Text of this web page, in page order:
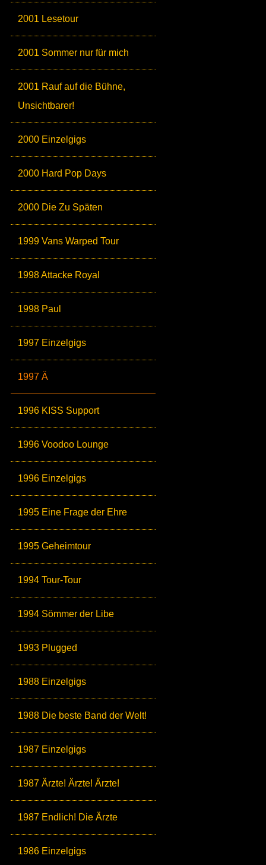
2001 Lesetour
2001 Sommer nur für mich
2001 Rauf auf die Bühne,
Unsichtbarer!
2000 Einzelgigs
2000 Hard Pop Days
2000 Die Zu Späten
1999 Vans Warped Tour
1998 Attacke Royal
1998 Paul
1997 Einzelgigs
1997 Ä
1996 KISS Support
1996 Voodoo Lounge
1996 Einzelgigs
1995 Eine Frage der Ehre
1995 Geheimtour
1994 Tour-Tour
1994 Sömmer der Libe
1993 Plugged
1988 Einzelgigs
1988 Die beste Band der Welt!
1987 Einzelgigs
1987 Ärzte! Ärzte! Ärzte!
1987 Endlich! Die Ärzte
1986 Einzelgigs